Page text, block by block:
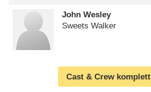
John Wesley
Sweets Walker
Cast & Crew komplett